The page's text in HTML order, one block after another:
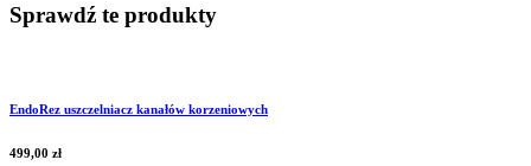
Sprawdź te produkty
EndoRez uszczelniacz kanałów korzeniowych
499,00 zł